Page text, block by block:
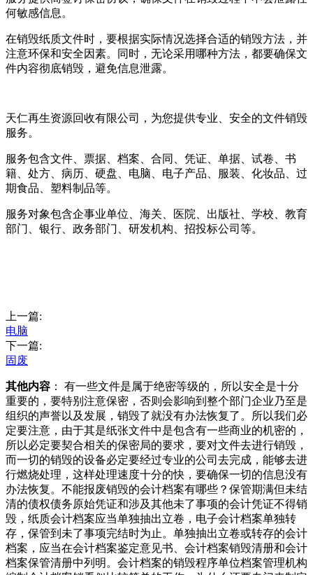
何敏感信息。
在销毁纸质文件时，要根据实际情况选择合适的销毁方法，并
注意环保和安全因素。同时，无论采用哪种方法，都要确保文
件内容彻底销毁，避免信息泄露。
天仁再生资源回收有限公司，为您提供专业、安全的文件销毁
服务。
服务包含文件、票据、档案、合同、凭证、单据、试卷、书
籍、处方、病历、硬盘、电脑、电子产品、服装、化妆品、过
期食品、塑料制品等。
服务对象包含企事业单位、海关、医院、出版社、学校、教育
部门、银行、政务部门、研发机构、招投标公司等。
上一篇:
电脑
下一篇:
固废
其他内容 ： 有一些文件是属于绝密等级的，所以安全是十分
重要的，要特别注意保密，否则会影响到整个部门企业乃至是
组织的声誉以及发展，销毁了就没有办法恢复了。所以我们必
定要注意，由于其是纸张文件中是包含有一些商业的机密的，
所以必定要契合相关的保密局的要求，要对文件去进行销毁，
而一切的销毁的设备必定要经过专业的公司去完成，能够去进
行燃烧处理，这样处理速度十分的快，要确保一切的信息没有
办法恢复。不能报废销毁的会计档案有哪些？保管期满但未结
清的债权债务原始凭证和涉及其他未了事项的会计凭证不得销
毁，纸质会计档案应当单独抽出立卷，电子会计档案单独转
存，保管到未了事项完结时为止。单独抽出立卷或转存的会计
档案，应当在会计档案鉴定意见书、会计档案销毁清册和会计
档案保管清册中列明。会计档案的销毁程序单位档案管理机构